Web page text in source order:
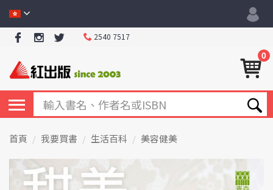
2540 7517
0
首頁 我要買書 生活百科 美容健美